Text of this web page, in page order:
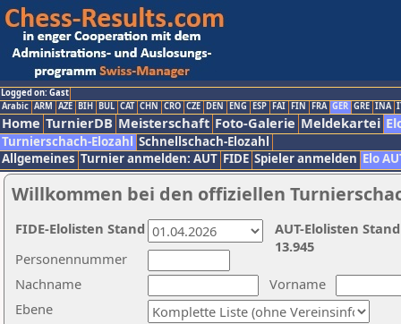
Logged on: Gast
Arabic ARM AZE BIH BUL CAT CHN CRO CZE DEN ENG ESP FAI FIN FRA GER GRE INA
Home TurnierDB Meisterschaft Foto-Galerie Meldekartei
Turnierschach-Elozahl Schnellschach-Elozahl
Allgemeines Turnier anmelden: AUT FIDE Spieler anmelden Elo
Willkommen bei den offiziellen
Nachname
Vorname
Ebene
Personennummer
AUT-Elolisten
13.945
FIDE-Elolisten Stand